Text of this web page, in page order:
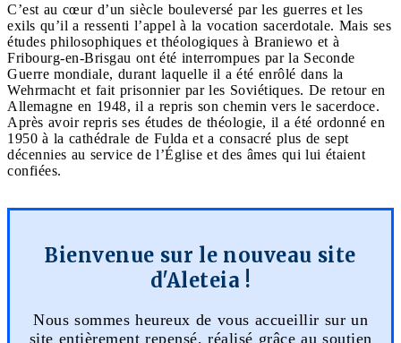
C’est au cœur d’un siècle bouleversé par les guerres et les
exils qu’il a ressenti l’appel à la vocation sacerdotale. Mais ses
études philosophiques et théologiques à Braniewo et à
Fribourg-en-Brisgau ont été interrompues par la Seconde
Guerre mondiale, durant laquelle il a été enrôlé dans la
Wehrmacht et fait prisonnier par les Soviétiques. De retour en
Allemagne en 1948, il a repris son chemin vers le sacerdoce.
Après avoir repris ses études de théologie, il a été ordonné en
1950 à la cathédrale de Fulda et a consacré plus de sept
décennies au service de l’Église et des âmes qui lui étaient
confiées.
Bienvenue sur le nouveau site
d'Aleteia !
Nous sommes heureux de vous accueillir sur un
site entièrement repensé, réalisé grâce au soutien